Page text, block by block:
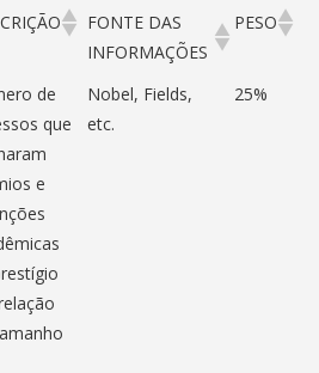
FONTE DAS
INFORMAÇÕES
PESO
de
que
e
Nobel, Fields,
etc.
25%